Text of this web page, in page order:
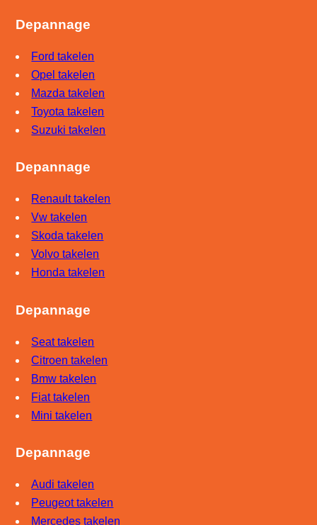
Depannage
Ford takelen
Opel takelen
Mazda takelen
Toyota takelen
Suzuki takelen
Depannage
Renault takelen
Vw takelen
Skoda takelen
Volvo takelen
Honda takelen
Depannage
Seat takelen
Citroen takelen
Bmw takelen
Fiat takelen
Mini takelen
Depannage
Audi takelen
Peugeot takelen
Mercedes takelen